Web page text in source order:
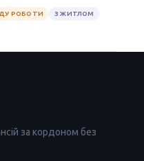
РОБОТИ
З ЖИТЛОМ
за кордоном без